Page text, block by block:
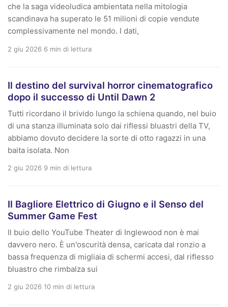
che la saga videoludica ambientata nella mitologia
scandinava ha superato le 51 milioni di copie vendute
complessivamente nel mondo. I dati,
2 giu 2026 6 min di lettura
Il destino del survival horror cinematografico
dopo il successo di Until Dawn 2
Tutti ricordano il brivido lungo la schiena quando, nel buio
di una stanza illuminata solo dai riflessi bluastri della TV,
abbiamo dovuto decidere la sorte di otto ragazzi in una
baita isolata. Non
2 giu 2026 9 min di lettura
Il Bagliore Elettrico di Giugno e il Senso del
Summer Game Fest
Il buio dello YouTube Theater di Inglewood non è mai
davvero nero. È un'oscurità densa, caricata dal ronzio a
bassa frequenza di migliaia di schermi accesi, dal riflesso
bluastro che rimbalza sui
2 giu 2026 10 min di lettura